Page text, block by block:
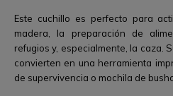
Este cuchillo es perfecto para
madera, la preparación de
refugios y, especialmente, la caza.
convierten en una herramienta
de supervivencia o mochila de